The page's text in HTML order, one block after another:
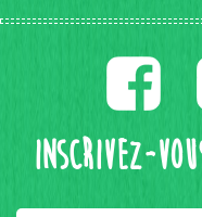
Inscrivez-